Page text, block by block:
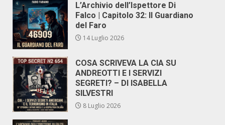
L’Archivio dell’Ispettore Di
Falco | Capitolo 32: Il Guardiano
del Faro
14 Luglio 2026
COSA SCRIVEVA LA CIA SU
ANDREOTTI E I SERVIZI
SEGRETI? – DI ISABELLA
SILVESTRI
8 Luglio 2026